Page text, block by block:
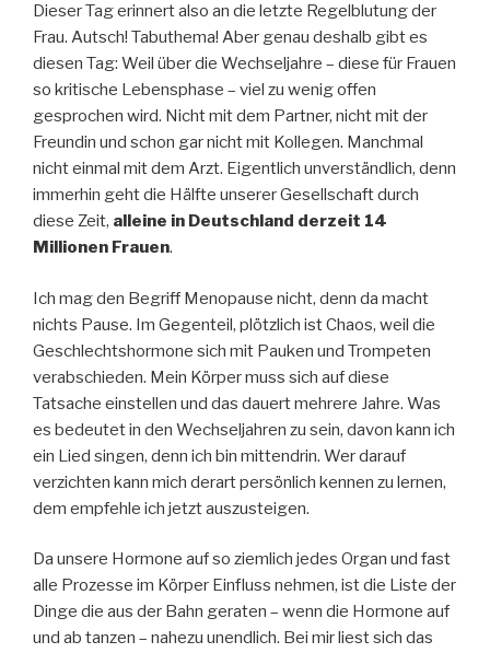
Dieser Tag erinnert also an die letzte Regelblutung der
Frau. Autsch! Tabuthema! Aber genau deshalb gibt es
diesen Tag: Weil über die Wechseljahre – diese für Frauen
so kritische Lebensphase – viel zu wenig offen
gesprochen wird. Nicht mit dem Partner, nicht mit der
Freundin und schon gar nicht mit Kollegen. Manchmal
nicht einmal mit dem Arzt. Eigentlich unverständlich, denn
immerhin geht die Hälfte unserer Gesellschaft durch
diese Zeit, alleine in Deutschland derzeit 14
Millionen Frauen.
Ich mag den Begriff Menopause nicht, denn da macht
nichts Pause. Im Gegenteil, plötzlich ist Chaos, weil die
Geschlechtshormone sich mit Pauken und Trompeten
verabschieden. Mein Körper muss sich auf diese
Tatsache einstellen und das dauert mehrere Jahre. Was
es bedeutet in den Wechseljahren zu sein, davon kann ich
ein Lied singen, denn ich bin mittendrin. Wer darauf
verzichten kann mich derart persönlich kennen zu lernen,
dem empfehle ich jetzt auszusteigen.
Da unsere Hormone auf so ziemlich jedes Organ und fast
alle Prozesse im Körper Einfluss nehmen, ist die Liste der
Dinge die aus der Bahn geraten – wenn die Hormone auf
und ab tanzen – nahezu unendlich. Bei mir liest sich das